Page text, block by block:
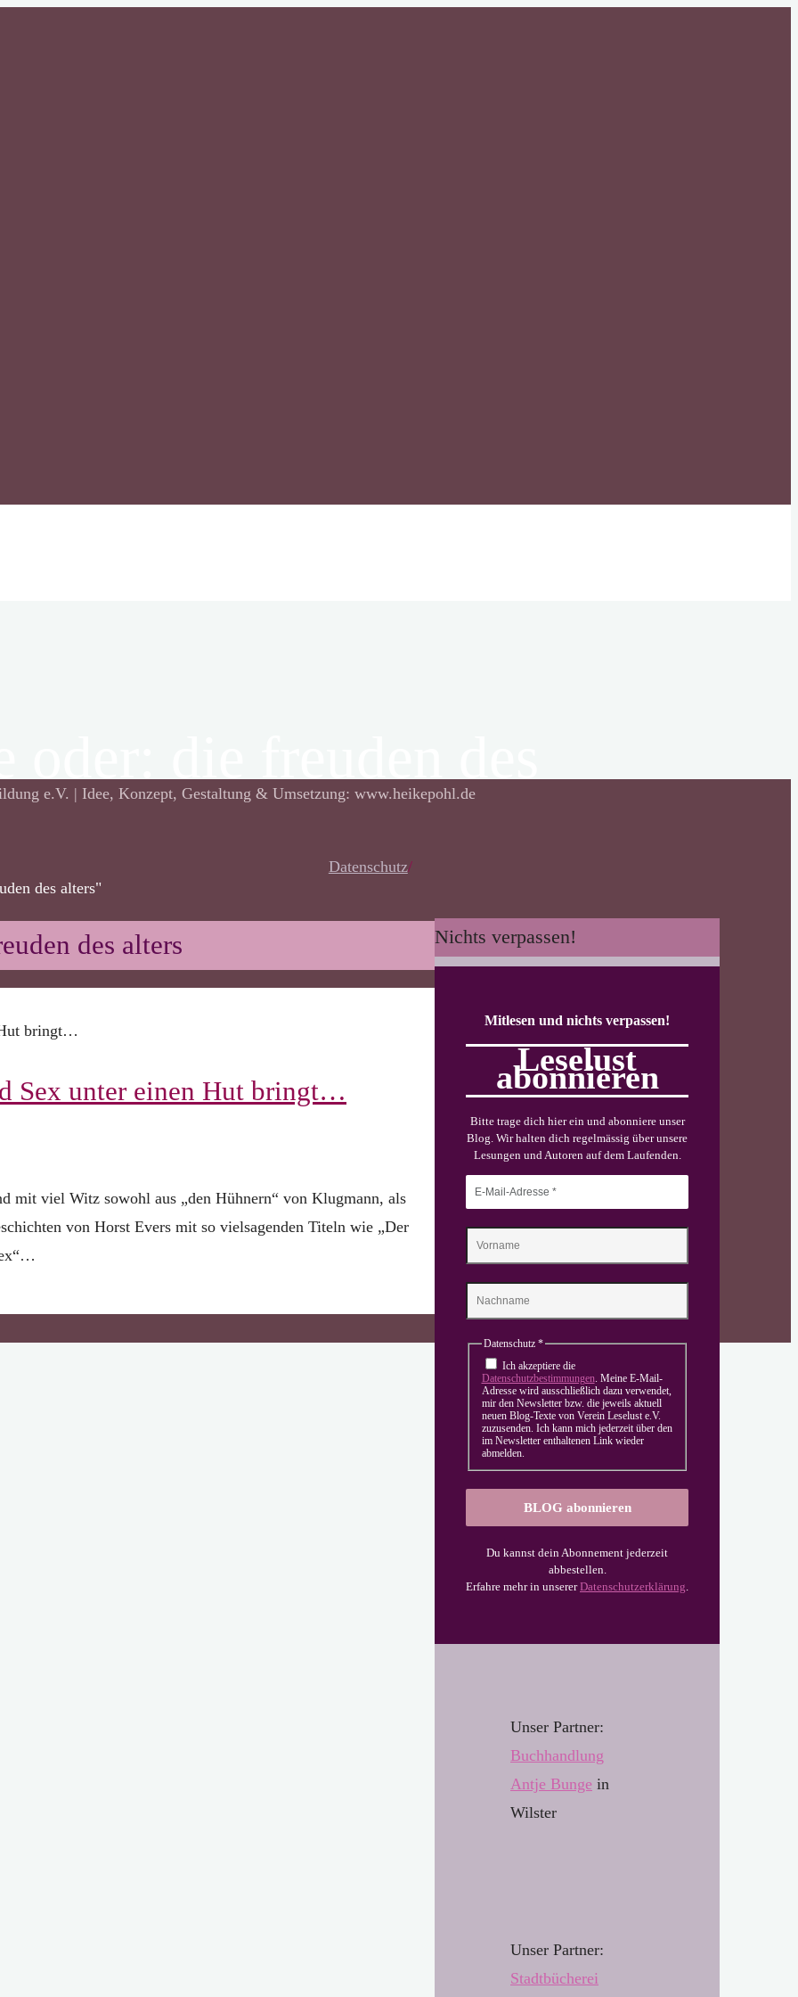
des alters"
des alters
Sex unter einen Hut bringt…
mit viel Witz sowohl aus „den Hühnern“ von Klugmann, als
von Horst Evers mit so vielsagenden Titeln wie „Der
Nichts verpassen!
Mitlesen und nichts verpassen!
Leselust
abonnieren
Bitte trage dich hier ein und abonniere unser
Blog. Wir halten dich regelmässig über unsere
Lesungen und Autoren auf dem Laufenden.
Datenschutz *
Ich akzeptiere die
Datenschutzbestimmungen. Meine E-Mail-
Adresse wird ausschließlich dazu verwendet,
mir den Newsletter bzw. die jeweils aktuell
neuen Blog-Texte von Verein Leselust e.V.
zuzusenden. Ich kann mich jederzeit über den
im Newsletter enthaltenen Link wieder
abmelden.
Du kannst dein Abonnement jederzeit
abbestellen.
Erfahre mehr in unsererDatenschutzerklärung.
Unser Partner:
Buchhandlung
Antje Bunge in
Wilster
Unser Partner:
Stadtbücherei
e.V. | Idee, Konzept, Gestaltung & Umsetzung: www.heikepohl.de
Datenschutz/